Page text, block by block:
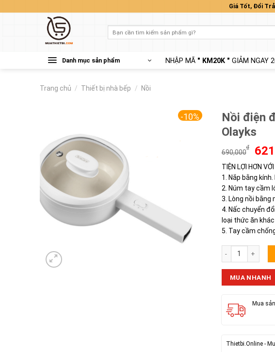
Giá Tốt, Đổi Trả
kiếm:
Danh mục sản phẩm NHẬP MÃ " KM20K " GIẢM NGAY
Trang chủ / Thiết bị nhà bếp / Nồi
-10%
Nồi điện
Olayks
690,000
₫
Giá
gốc
là:
TIỆN LỢI HƠN
1. Nắp bằng
2. Núm tay cầm
3. Lòng nồi bằng
4. Nấc chuyển
loại thức ăn
5. Tay cầm
Nồi điện đa năng
MUA NHANH
Mua
Thietbi.Online -